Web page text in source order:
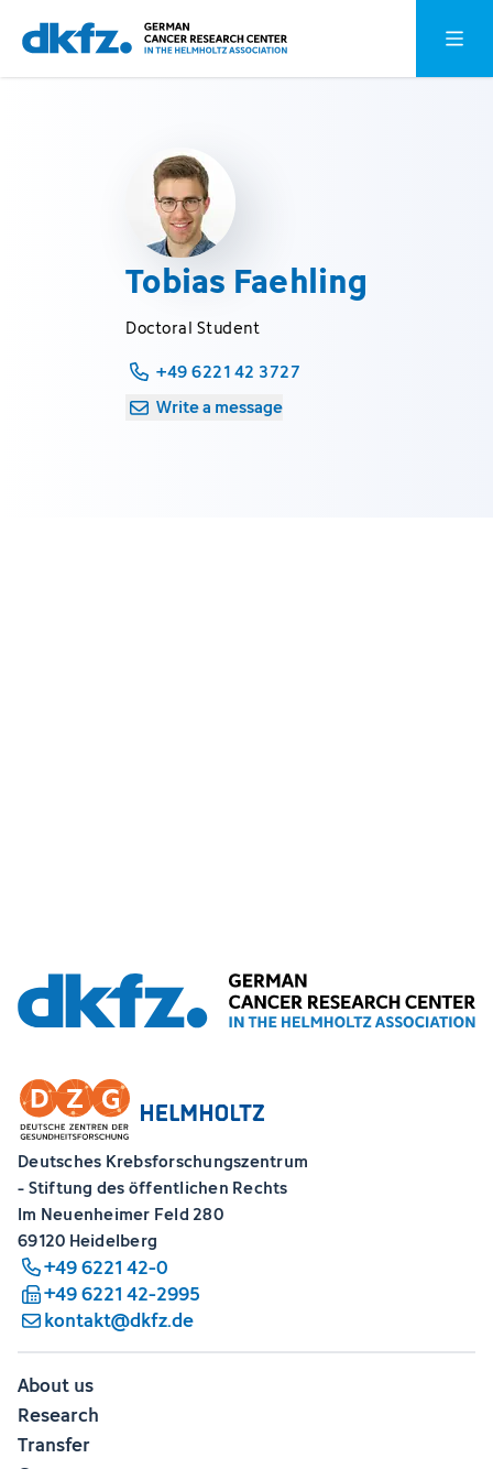
Skip
to
main
Jump
to
footer
Open
Tobias Faehling
Doctoral Student
+49 6221 42 3727
Write a message
Deutsches Krebsforschungszentrum
- Stiftung des öffentlichen Rechts
Im Neuenheimer Feld 280
69120 Heidelberg
+49 6221 42-0
+49 6221 42-2995
kontakt@dkfz.de
About us
Research
Transfer